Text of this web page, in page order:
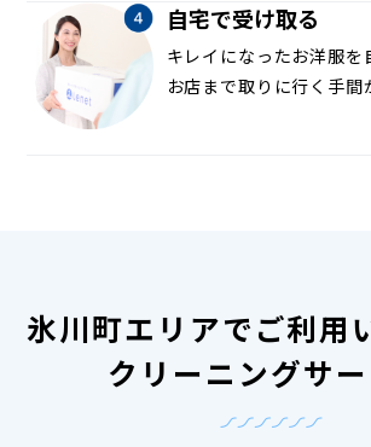
自宅で受け取る
キレイになったお洋服を
お店まで取りに行く手間
氷川町エリアでご利用
クリーニングサ